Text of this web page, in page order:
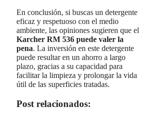
En conclusión, si buscas un detergente
eficaz y respetuoso con el medio
ambiente, las opiniones sugieren que el
Karcher RM 536 puede valer la
pena. La inversión en este detergente
puede resultar en un ahorro a largo
plazo, gracias a su capacidad para
facilitar la limpieza y prolongar la vida
útil de las superficies tratadas.
Post relacionados: